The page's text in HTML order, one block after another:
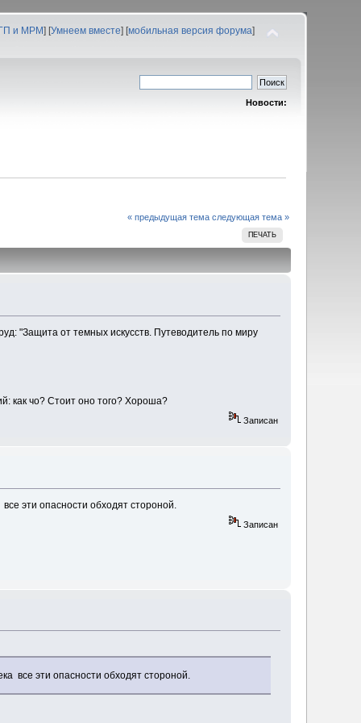
и МРМ] [Умнеем вместе] [мобильная версия форума]
Новости:
« предыдущая тема следующая тема »
ПЕЧАТЬ
"Защита от темных искусств. Путеводитель по миру
как чо? Стоит оно того? Хороша?
Записан
эти опасности обходят стороной.
Записан
все эти опасности обходят стороной.